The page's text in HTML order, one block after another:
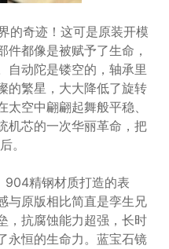
的奇迹！这可是原装开模
件都像是被赋予了生命，
自动陀是镂空的，轴承里
的繁星，大大降低了旋转
空中翩翩起舞般平稳、
机芯的一次华丽革命，把
。
904精钢材质打造的表
与原版相比简直是孪生兄
，抗腐蚀能力超强，长时
永恒的生命力。蓝宝石镜